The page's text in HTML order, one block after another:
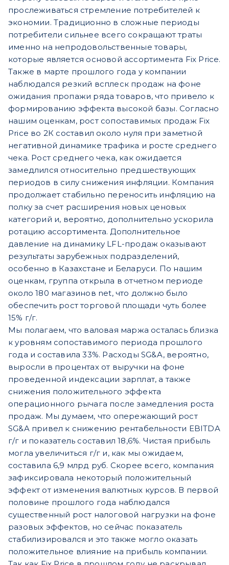
прослеживаться стремление потребителей к
экономии. Традиционно в сложные периоды
потребители сильнее всего сокращают траты
именно на непродовольственные товары,
которые является основой ассортимента Fix Price.
Также в марте прошлого года у компании
наблюдался резкий всплеск продаж на фоне
ожидания пропажи ряда товаров, что привело к
формированию эффекта высокой базы. Согласно
нашим оценкам, рост сопоставимых продаж Fix
Price во 2К составил около нуля при заметной
негативной динамике трафика и росте среднего
чека. Рост среднего чека, как ожидается
замедлился относительно предшествующих
периодов в силу снижения инфляции. Компания
продолжает стабильно переносить инфляцию на
полку за счет расширения новых ценовых
категорий и, вероятно, дополнительно ускорила
ротацию ассортимента. Дополнительное
давление на динамику LFL-продаж оказывают
результаты зарубежных подразделений,
особенно в Казахстане и Беларуси. По нашим
оценкам, группа открыла в отчетном периоде
около 180 магазинов net, что должно было
обеспечить рост торговой площади чуть более
15% г/г.
Мы полагаем, что валовая маржа осталась близка
к уровням сопоставимого периода прошлого
года и составила 33%. Расходы SG&A, вероятно,
выросли в процентах от выручки на фоне
проведенной индексации зарплат, а также
снижения положительного эффекта
операционного рычага после замедления роста
продаж. Мы думаем, что опережающий рост
SG&A привел к снижению рентабельности EBITDA
г/г и показатель составил 18,6%. Чистая прибыль
могла увеличиться г/г и, как мы ожидаем,
составила 6,9 млрд руб. Скорее всего, компания
зафиксировала некоторый положительный
эффект от изменения валютных курсов. В первой
половине прошлого года наблюдался
существенный рост налоговой нагрузки на фоне
разовых эффектов, но сейчас показатель
стабилизировался и это также могло оказать
положительное влияние на прибыль компании.